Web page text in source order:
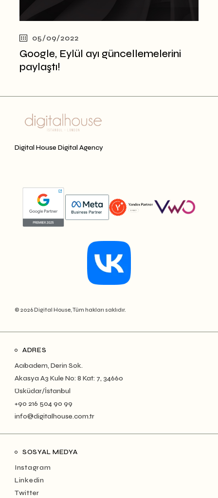
05/09/2022
Google, Eylül ayı güncellemelerini
paylaştı!
Digital House Digital Agency
© 2026 Digital House, Tüm hakları saklıdır.
ADRES
Acıbadem, Derin Sok.
Akasya A3 Kule No: 8 Kat: 7, 34660
Üsküdar/İstanbul
+90 216 504 90 99
info@digitalhouse.com.tr
SOSYAL MEDYA
Instagram
Linkedin
Twitter